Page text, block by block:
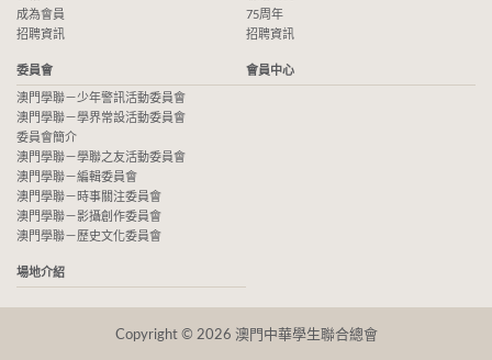
成為會員
招聘資訊
75周年
招聘資訊
委員會
澳門學聯－少年警訊活動委員會
澳門學聯－學界常設活動委員會
委員會簡介
澳門學聯－學聯之友活動委員會
澳門學聯－編輯委員會
澳門學聯－時事關注委員會
澳門學聯－影攝創作委員會
澳門學聯－歷史文化委員會
會員中心
場地介紹
Copyright © 2026 澳門中華學生聯合總會